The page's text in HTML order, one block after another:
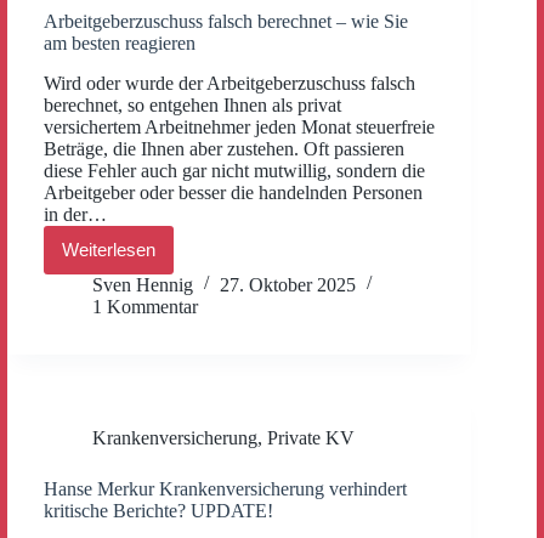
Arbeitgeberzuschuss falsch berechnet – wie Sie
am besten reagieren
Wird oder wurde der Arbeitgeberzuschuss falsch
berechnet, so entgehen Ihnen als privat
versichertem Arbeitnehmer jeden Monat steuerfreie
Beträge, die Ihnen aber zustehen. Oft passieren
diese Fehler auch gar nicht mutwillig, sondern die
Arbeitgeber oder besser die handelnden Personen
in der…
WeiterlesenArbeitgeberzuschuss
falsch
berechnet –
wie
Sven Hennig
27. Oktober 2025
1 Kommentar
Krankenversicherung, Private KV
Hanse Merkur Krankenversicherung verhindert
kritische Berichte? UPDATE!